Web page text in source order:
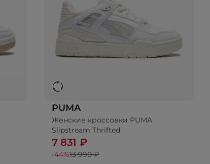
PUMA
Женские кроссовки PUMA
Slipstream Thrifted
7 831 ₽
-44%13 990 ₽